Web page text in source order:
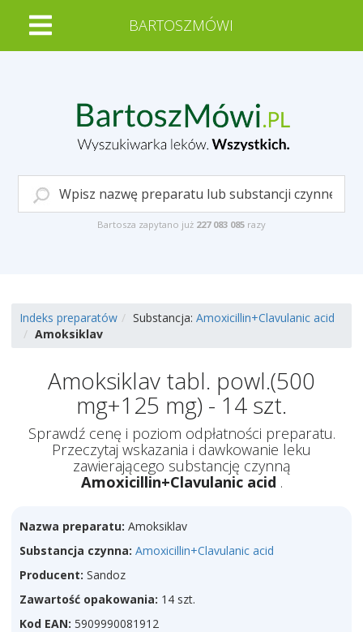
BARTOSZMÓWI
Bartosza zapytano już 227 083 085 razy
Indeks preparatów Substancja: Amoxicillin+Clavulanic acid
Amoksiklav
Amoksiklav tabl. powl.(500
mg+125 mg) - 14 szt.
Sprawdź cenę i poziom odpłatności preparatu.
Przeczytaj wskazania i dawkowanie leku
zawierającego substancję czynną
Amoxicillin+Clavulanic acid .
Nazwa preparatu: Amoksiklav
Substancja czynna: Amoxicillin+Clavulanic acid
Producent: Sandoz
Zawartość opakowania: 14 szt.
Kod EAN: 5909990081912